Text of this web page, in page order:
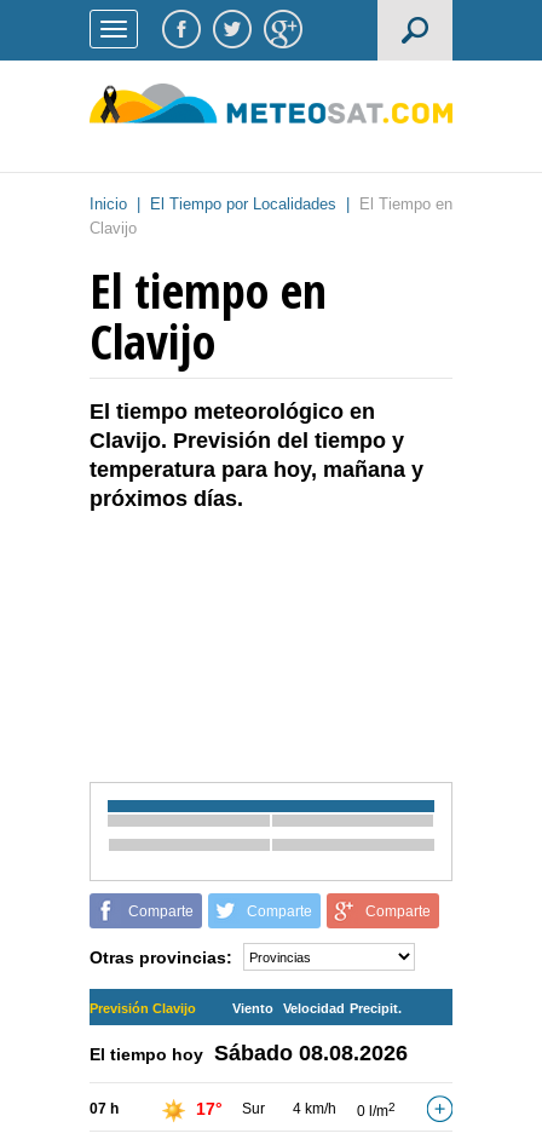
Inicio El Tiempo por Localidades
El Tiempo en
Clavijo
El tiempo en
Clavijo
El tiempo meteorológico en
Clavijo. Previsión del tiempo y
temperatura para hoy, mañana y
próximos días.
Comparte Comparte Comparte
Otras provincias:
Previsión Clavijo Viento Velocidad Precipit.
El tiempo hoy Sábado 08.08.2026
07 h 17° Sur 4 km/h 0 l/m2